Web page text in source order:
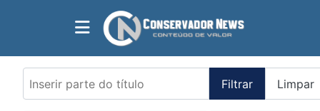
Inserir parte do título
Filtrar Limpar